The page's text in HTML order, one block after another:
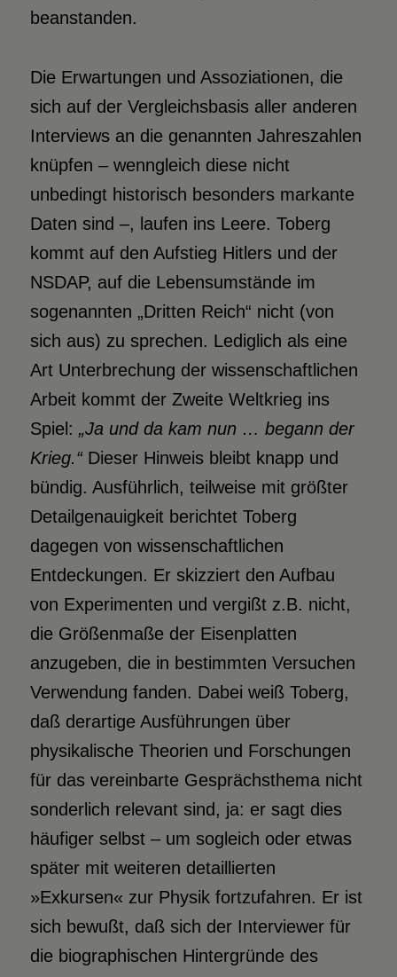
beanstanden.
Die Erwartungen und Assoziationen, die
sich auf der Vergleichsbasis aller anderen
Interviews an die genannten Jahreszahlen
knüpfen – wenngleich diese nicht
unbedingt historisch besonders markante
Daten sind –, laufen ins Leere. Toberg
kommt auf den Aufstieg Hitlers und der
NSDAP, auf die Lebensumstände im
sogenannten „Dritten Reich“ nicht (von
sich aus) zu sprechen. Lediglich als eine
Art Unterbrechung der wissenschaftlichen
Arbeit kommt der Zweite Weltkrieg ins
Spiel: „Ja und da kam nun … begann der
Krieg.“Dieser Hinweis bleibt knapp und
bündig. Ausführlich, teilweise mit größter
Detailgenauigkeit berichtet Toberg
dagegen von wissenschaftlichen
Entdeckungen. Er skizziert den Aufbau
von Experimenten und vergißt z.B. nicht,
die Größenmaße der Eisenplatten
anzugeben, die in bestimmten Versuchen
Verwendung fanden. Dabei weiß Toberg,
daß derartige Ausführungen über
physikalische Theorien und Forschungen
für das vereinbarte Gesprächsthema nicht
sonderlich relevant sind, ja: er sagt dies
häufiger selbst – um sogleich oder etwas
später mit weiteren detaillierten
»Exkursen« zur Physik fortzufahren. Er ist
sich bewußt, daß sich der Interviewer für
die biographischen Hintergründe des